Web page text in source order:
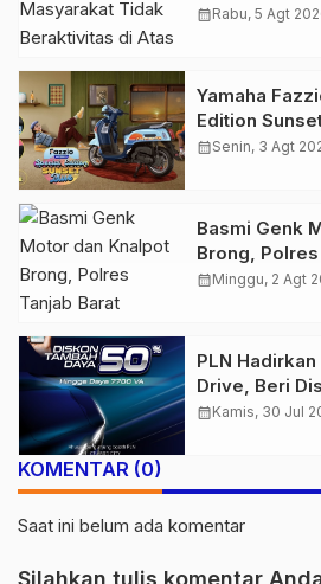
Atas Jalur
calendar_monthRabu, 5 Agt
Yamaha
Edition
Nuansa Retro
calendar_monthSenin, 3 Agt
Basmi Genk
Brong,
Amankan
calendar_monthMinggu, 2 Agt
PLN
Drive, Beri
50% di Ajang
calendar_monthKamis, 30 Jul
KOMENTAR (0)
Saat ini belum ada komentar
Silahkan tulis komentar